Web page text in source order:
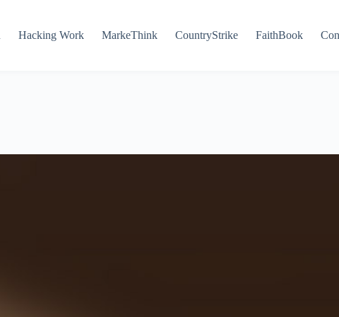
Hacking Work MarkeThink CountryStrike FaithBook